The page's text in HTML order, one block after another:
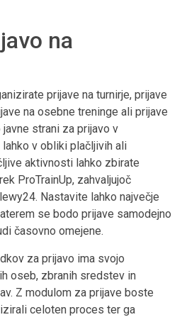
na
prijave na turnirje, prijave
na osebne treninge ali prijave
strani za prijavo v
v obliki plačljivih ali
aktivnosti lahko zbirate
ProTrainUp, zahvaljujoč
Nastavite lahko največje
se bodo prijave samodejno
časovno omejene.
za prijavo ima svojo
oseb, zbranih sredstev in
Z modulom za prijave boste
celoten proces ter ga